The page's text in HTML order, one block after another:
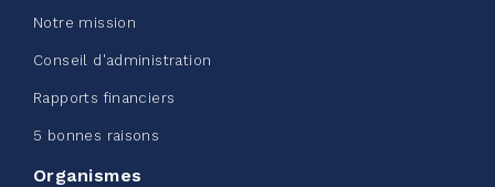
Edmonton Corporate Challenge
2026 - Extra Life
Notre mission
Conseil d'administration
Rapports financiers
5 bonnes raisons
Organismes